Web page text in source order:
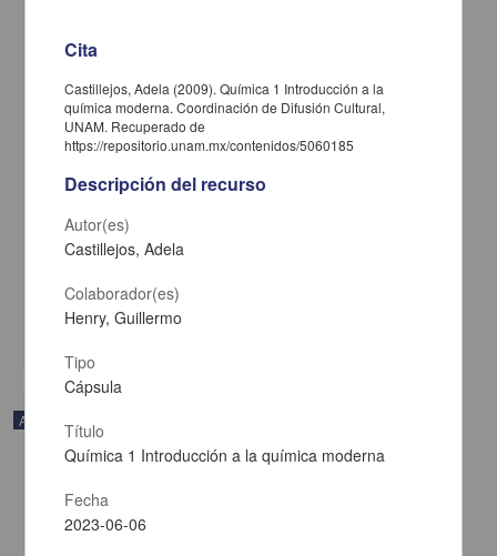
En voz de Gustavo Sainz
Sainz, Gustavo - Coordinación de Difusión Cultural, UNAM
Artes y Humanidades
Audio
Cita
Castillejos, Adela (2009). Química 1 Introducción a la
química moderna. Coordinación de Difusión Cultural,
UNAM. Recuperado de
https://repositorio.unam.mx/contenidos/5060185
Descripción del recurso
Autor(es)
Castillejos, Adela
Colaborador(es)
Henry, Guillermo
Tipo
Cápsula
Título
Química 1 Introducción a la química moderna
Fecha
2023-06-06